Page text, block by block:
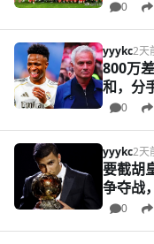
0
yyykc2天
800万
和，分
0
yyykc2天
要截胡
争夺战
0